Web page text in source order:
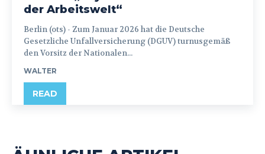
der Arbeitswelt“
Berlin (ots) - Zum Januar 2026 hat die Deutsche
Gesetzliche Unfallversicherung (DGUV) turnusgemäß
den Vorsitz der Nationalen...
WALTER
READ